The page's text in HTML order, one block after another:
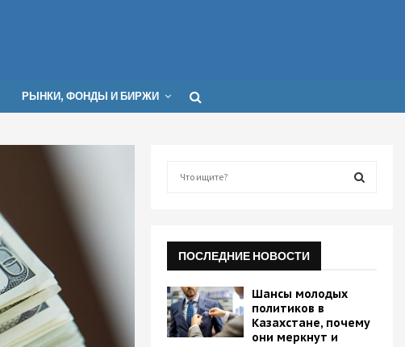
РЫНКИ, ФОНДЫ И БИРЖИ
f
o
r
:
ПОСЛЕДНИЕ НОВОСТИ
Шансы молодых
политиков в
Казахстане, почему
они меркнут и